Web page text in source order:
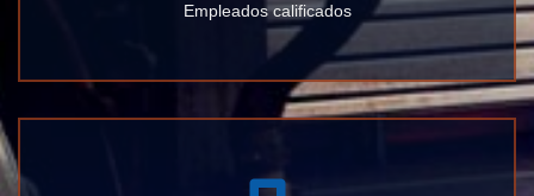
Empleados calificados